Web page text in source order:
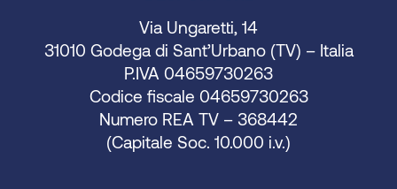
Via Ungaretti, 14
31010 Godega di Sant’Urbano (TV) – Italia
P.IVA 04659730263
Codice fiscale 04659730263
Numero REA TV – 368442
(Capitale Soc. 10.000 i.v.)